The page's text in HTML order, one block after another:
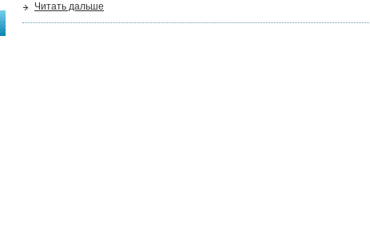
Читать дальше